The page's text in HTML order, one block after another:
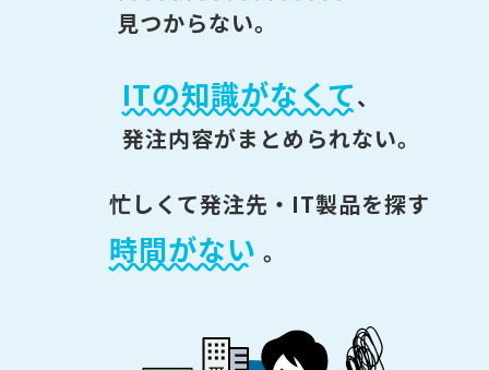
見つからない。
ITの知識がなくて、
発注内容がまとめられない。
忙しくて発注先・IT製品を探す
時間がない 。